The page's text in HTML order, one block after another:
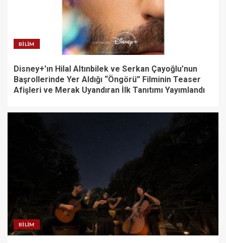
BILIM
Disney+’ın Hilal Altınbilek ve Serkan Çayoğlu’nun
Başrollerinde Yer Aldığı “Öngörü” Filminin Teaser
Afişleri ve Merak Uyandıran İlk Tanıtımı Yayımlandı
BILIM